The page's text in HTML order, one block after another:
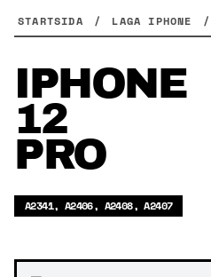
toSTARTSIDA / LAGA IPHONE /
IPHONE
12
PRO
A2341, A2406, A2408, A2407